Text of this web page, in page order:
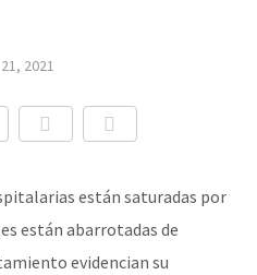
2021
están saturadas por
están abarrotadas de
evidencian su